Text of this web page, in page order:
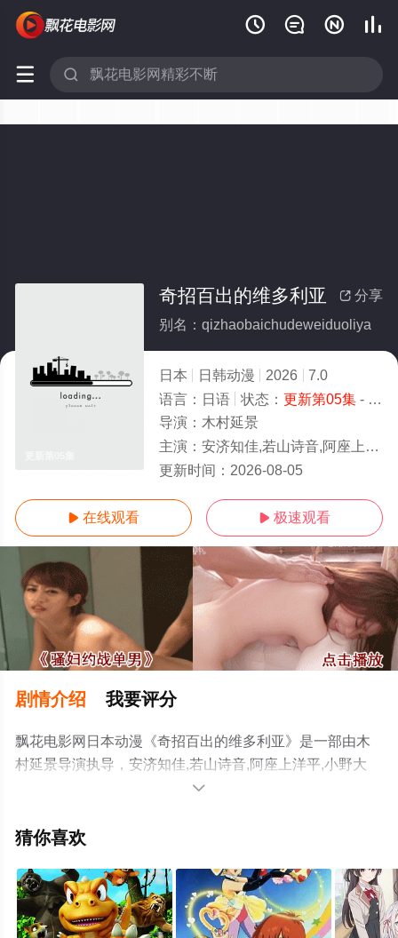
   
 
 分享
奇招百出的维多利亚
别名：qizhaobaichudeweiduoliya
日本 日韩动漫 2026
7.0
语言： 日语 状态： 更新第05集- 高清免费在线观看
导演： 木村延景
主演： 安济知佳,若山诗音,阿座上洋平,小野大辅,潘惠美,古川慎,逢坂良太,小野贤章
更新时间： 2026-08-05
 在线观看  极速观看
剧情介绍 我要评分
飘花电影网日本动漫《奇招百出的维多利亚》是一部由木
村延景导演执导，安济知佳,若山诗音,阿座上洋平,小野大
辅,潘惠美,古川慎,逢坂良太,小野贤章,野岛健儿,秋保佐永子,
清无删减完整版动漫就上飘花影院，更多相关信息可移步

猜你喜欢